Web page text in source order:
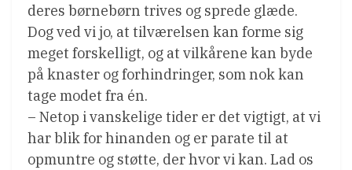
deres børnebørn trives og sprede glæde.
Dog ved vi jo, at tilværelsen kan forme sig
meget forskelligt, og at vilkårene kan byde
på knaster og forhindringer, som nok kan
tage modet fra én.
– Netop i vanskelige tider er det vigtigt, at vi
har blik for hinanden og er parate til at
opmuntre og støtte, der hvor vi kan. Lad os